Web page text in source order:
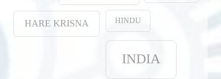
HARE KRISNA HINDU
INDIA